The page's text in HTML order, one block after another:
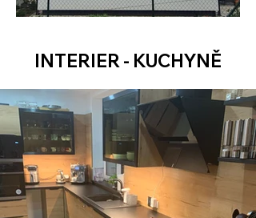
INTERIER - KUCHYNĚ